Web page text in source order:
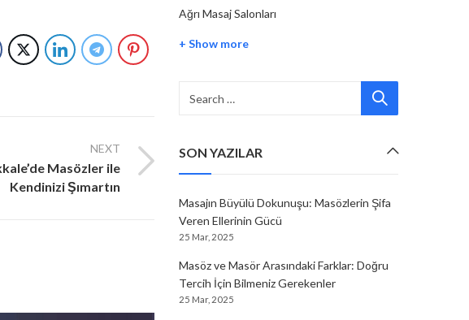
NEXT
Masözler ile
Kendinizi Şımartın
Ağrı Masaj Salonları
+ Show more
SON YAZILAR
Masajın Büyülü Dokunuşu: Masözlerin Şifa
Veren Ellerinin Gücü
25 Mar, 2025
Masöz ve Masör Arasındaki Farklar: Doğru
Tercih İçin Bilmeniz Gerekenler
25 Mar, 2025